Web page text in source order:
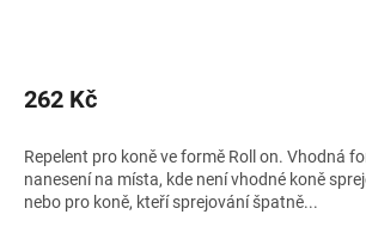
262 Kč
Repelent pro koně ve formě Roll on. Vhodná
nanesení na místa, kde není vhodné koně
nebo pro koně, kteří sprejování špatně...